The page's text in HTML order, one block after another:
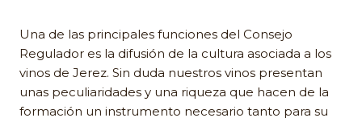
Una de las principales funciones del Consejo
Regulador es la difusión de la cultura asociada a los
vinos de Jerez. Sin duda nuestros vinos presentan
unas peculiaridades y una riqueza que hacen de la
formación un instrumento necesario tanto para su